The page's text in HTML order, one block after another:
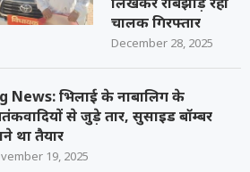
चालक गिरफ्तार
December 28, 2025
News: भिलाई के नाबालिग के
से जुड़े तार, सुसाइड बॉम्बर
था तैयार
19, 2025